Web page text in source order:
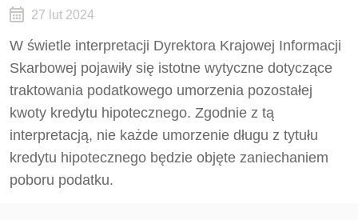
27 lut 2024
W świetle interpretacji Dyrektora Krajowej Informacji
Skarbowej pojawiły się istotne wytyczne dotyczące
traktowania podatkowego umorzenia pozostałej
kwoty kredytu hipotecznego. Zgodnie z tą
interpretacją, nie każde umorzenie długu z tytułu
kredytu hipotecznego będzie objęte zaniechaniem
poboru podatku.